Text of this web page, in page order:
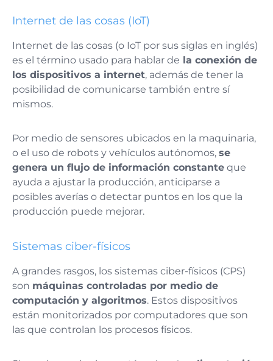
Internet de las cosas (IoT)
Internet de las cosas (o IoT por sus siglas en inglés)
es el término usado para hablar de la conexión de
los dispositivos a internet, además de tener la
posibilidad de comunicarse también entre sí
mismos.
Por medio de sensores ubicados en la maquinaria,
o el uso de robots y vehículos autónomos, se
genera un flujo de información constante que
ayuda a ajustar la producción, anticiparse a
posibles averías o detectar puntos en los que la
producción puede mejorar.
Sistemas ciber-físicos
A grandes rasgos, los sistemas ciber-físicos (CPS)
son máquinas controladas por medio de
computación y algoritmos. Estos dispositivos
están monitorizados por computadores que son
las que controlan los procesos físicos.